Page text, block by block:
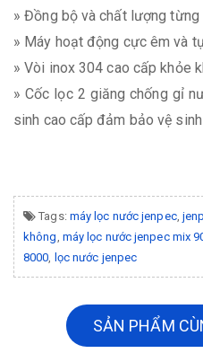
» Đồng bộ và chất lượng từng
» Máy hoạt động cực êm và
» Vòi inox 304 cao cấp khỏe
» Cốc lọc 2 giăng chống gỉ
sinh cao cấp đảm bảo vệ sinh
Tags: máy lọc nước jenpec,
không, máy lọc nước jenpec mix
8000, lọc nước jenpec
SẢN PHẨM